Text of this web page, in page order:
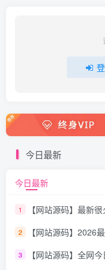
今日最新
今日最新
1 【网站源码】最新
2 【网站源码】2026
3 【网站源码】全网